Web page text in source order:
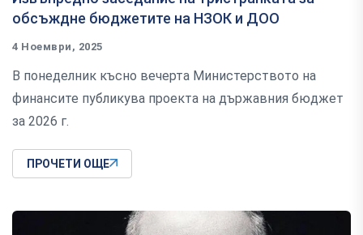
обсъждне бюджетите на НЗОК и ДОО
4 Ноември, 2025
В понеделник късно вечерта Министерството на
финансите публикува проекта на държавния бюджет
за 2026 г.
ПРОЧЕТИ ОЩЕ